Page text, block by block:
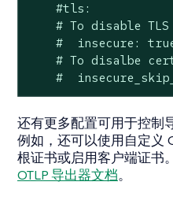
    #tls:
# To disable TLS
#  insecure:
# To disalbe
#
还有更多配置可用于控制
例如，还可以使用自定义
根证书或启用客户端证书
OTLP 导出器文档。